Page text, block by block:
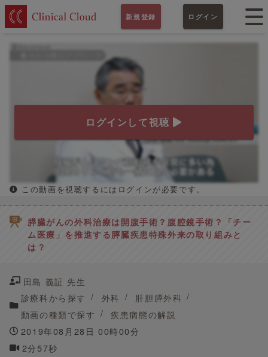
新規登録 ログイン
ログインして視聴
この動画を視聴するにはログインが必要です。
膵臓がんの外科治療は開腹手術？腹腔鏡手術？「チー
ム医療」を推進する膵臓疾患特殊外来の取り組みと
は？
田島 義証 先生
診療科から探す
外科
肝胆膵外科
動画の種類で探す
疾患病態の解説
2019年08月28日 00時00分
2分57秒